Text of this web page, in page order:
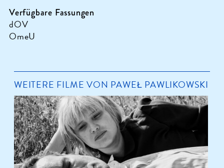
Verfügbare Fassungen
dOV
OmeU
WEITERE FILME VON PAWEŁ PAWLIKOWSKI